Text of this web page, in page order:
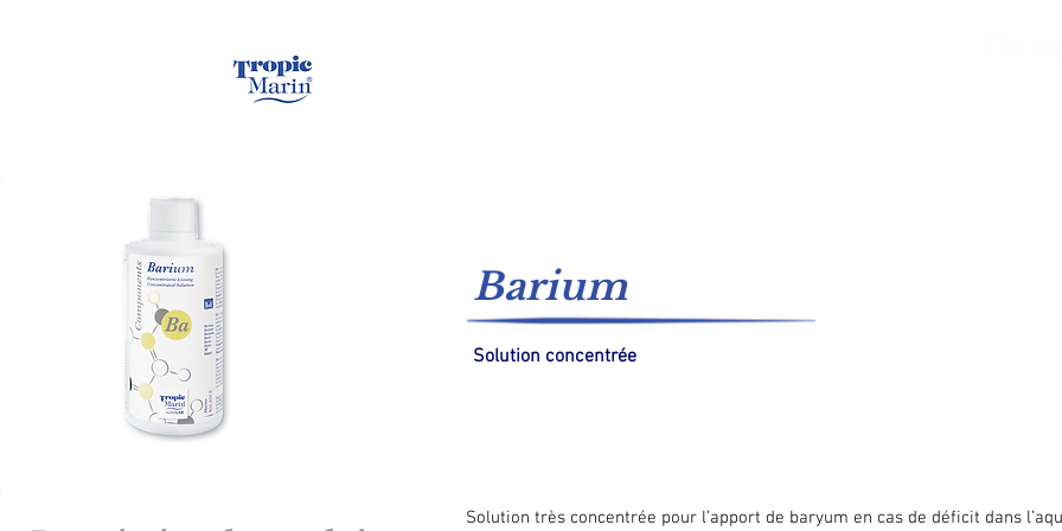
Barium
Solution concentrée
Solution très concentrée pour l’apport de baryum en cas de déficit dans